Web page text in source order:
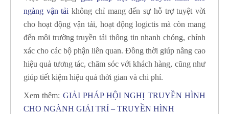
ngàng vận tải không chỉ mang đến sự hỗ trợ tuyệt vời
cho hoạt động vận tải, hoạt động logictis mà còn mang
đến môi trường truyền tải thông tin nhanh chóng, chính
xác cho các bộ phận liên quan. Đồng thời giúp nâng cao
hiệu quả tương tác, chăm sóc với khách hàng, cũng như
giúp tiết kiệm hiệu quả thời gian và chi phí.
Xem thêm: GIẢI PHÁP HỘI NGHỊ TRUYỀN HÌNH
CHO NGÀNH GIẢI TRÍ – TRUYỀN HÌNH